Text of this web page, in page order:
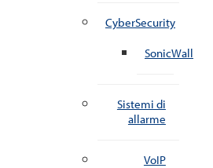
CyberSecurity
SonicWall
Sistemi di
allarme
VoIP